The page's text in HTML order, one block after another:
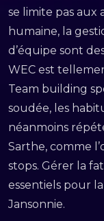
se limite pas aux
humaine, la
d’équipe sont
WEC est
Team building
soudée, les
néanmoins
Sarthe, comme
stops. Gérer la
essentiels pour
Jansonnie.